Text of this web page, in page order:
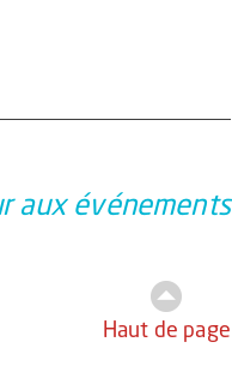
aux événements
Haut de page